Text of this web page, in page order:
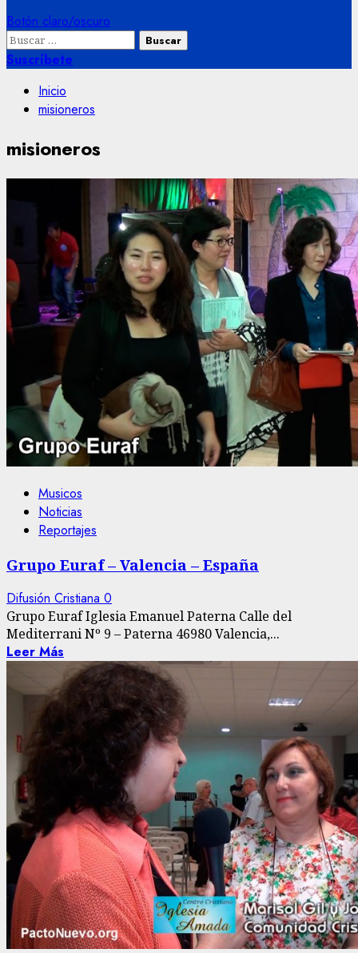
Botón claro/oscuro
Buscar:
Suscríbete
Inicio
misioneros
misioneros
Musicos
Noticias
Reportajes
Grupo Euraf – Valencia – España
Difusión Cristiana 0
Grupo Euraf Iglesia Emanuel Paterna Calle del
Mediterrani Nº 9 – Paterna 46980 Valencia,...
Leer Más